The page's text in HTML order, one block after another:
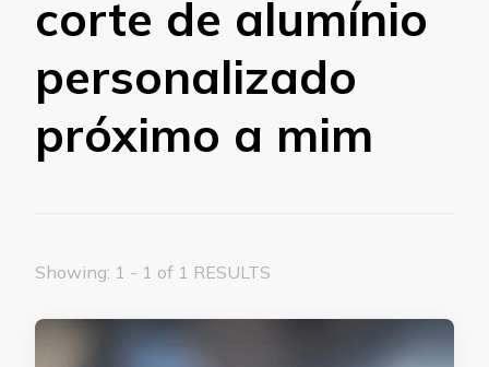
corte de alumínio
personalizado
próximo a mim
Showing: 1 - 1 of 1 RESULTS